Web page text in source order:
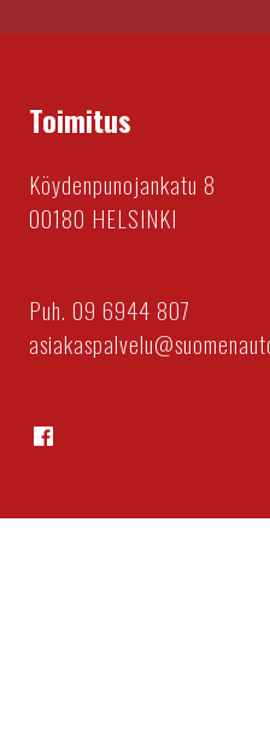
Toimitus
Köydenpunojankatu 8
00180 HELSINKI
Puh. 09 6944 807